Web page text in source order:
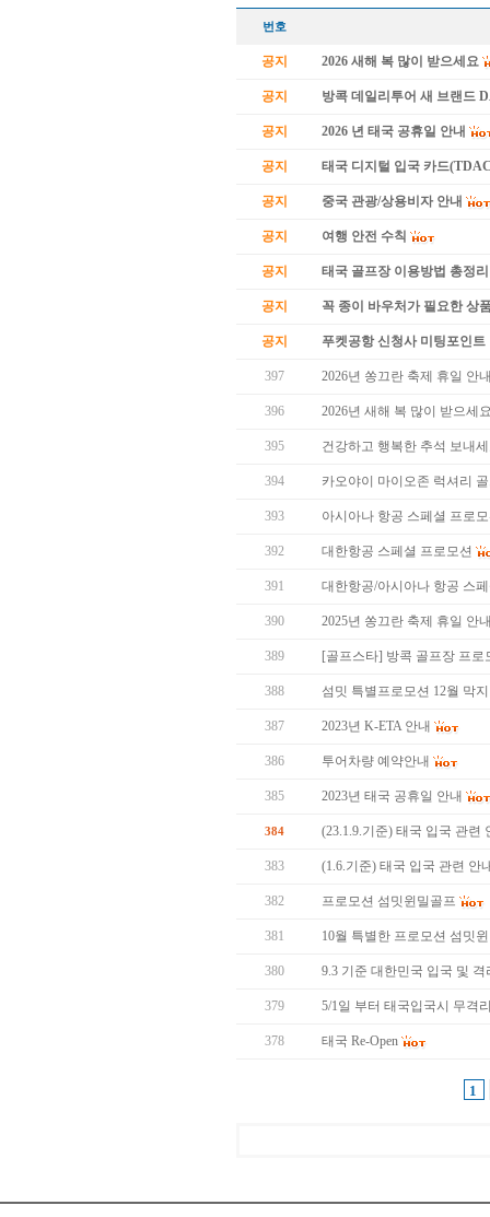
번호
공지 2026 새해 복 많이 받으세요
공지 방콕 데일리투어 새 브랜드
공지 2026 년 태국 공휴일 안내
공지 태국 디지털 입국 카드
공지 중국 관광/상용비자 안내
공지 여행 안전 수칙
공지 태국 골프장 이용방법 총정리
공지 꼭 종이 바우처가 필요한 상
공지 푸켓공항 신청사 미팅포인트
397 2026년 쏭끄란 축제 휴일 안
396 2026년 새해 복 많이 받으세
395 건강하고 행복한 추석 보내
394 카오야이 마이오존 럭셔리
393 아시아나 항공 스페셜 프로
392 대한항공 스페셜 프로모션
391 대한항공/아시아나 항공 스
390 2025년 쏭끄란 축제 휴일 안
389 [골프스타] 방콕 골프장 프로
388 섬밋 특별프로모션 12월 막
387 2023년 K-ETA 안내
386 투어차량 예약안내
385 2023년 태국 공휴일 안내
384 (23.1.9.기준) 태국 입국 관련
383 (1.6.기준) 태국 입국 관련 안
382 프로모션 섬밋윈밀골프
381 10월 특별한 프로모션 섬밋
380 9.3 기준 대한민국 입국 및
379 5/1일 부터 태국입국시 무격
378 태국 Re-Open
1